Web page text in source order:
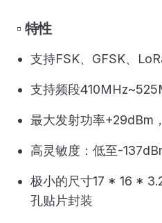
▫️ 特性
支持FSK、GFSK、
支持频段
最大发射功率+29dBm
高灵敏度：低至-
极小的尺寸17 * 16 *
孔贴片封装